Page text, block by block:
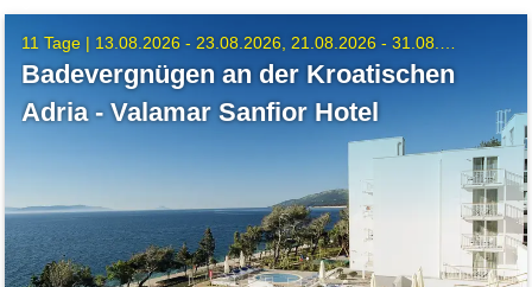
11 Tage | 13.08.2026 - 23.08.2026 21.08.2026 - 31.08.2026
Badevergnügen an der Kroatischen
Adria - Valamar Sanfior Hotel